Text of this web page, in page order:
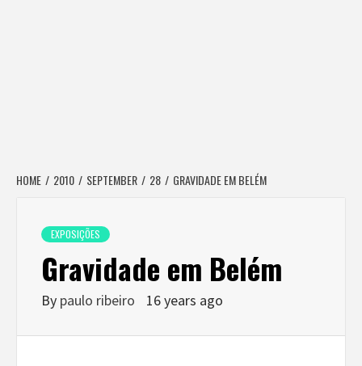
HOME 2010 SEPTEMBER 28 GRAVIDADE EM BELÉM
EXPOSIÇÕES
Gravidade em Belém
By paulo ribeiro 16 years ago